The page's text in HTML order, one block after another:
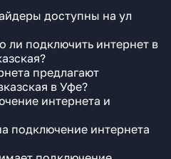
доступны на ул
ли подключить интернет в
предлагают
в Уфе?
интернета и
подключение интернета